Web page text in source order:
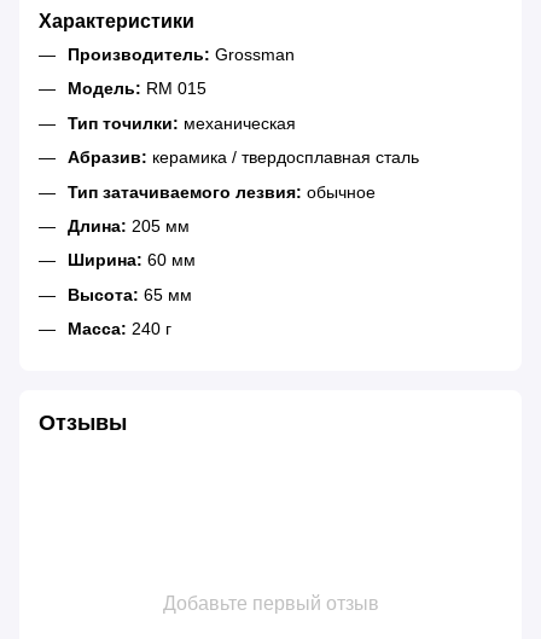
Характеристики
Производитель: Grossman
Модель: RM 015
Тип точилки: механическая
Абразив: керамика / твердосплавная сталь
Тип затачиваемого лезвия: обычное
Длина: 205 мм
Ширина: 60 мм
Высота: 65 мм
Масса: 240 г
Отзывы
Добавьте первый отзыв